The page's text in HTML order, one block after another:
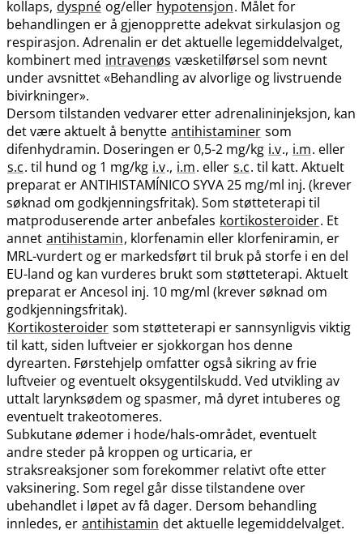
kollaps, dyspné og​/​eller hypotensjon. Målet for
behandlingen er å gjenopprette adekvat sirkulasjon og
respirasjon. Adrenalin er det aktuelle legemiddelvalget,
kombinert med intravenøs væsketilførsel som nevnt
under avsnittet «Behandling av alvorlige og livstruende
bivirkninger».
Dersom tilstanden vedvarer etter adrenalininjeksjon, kan
det være aktuelt å benytte antihistaminer som
difenhydramin. Doseringen er 0,5-2 mg/kg i.v., i.m. eller
s.c. til hund og 1 mg/kg i.v., i.m. eller s.c. til katt. Aktuelt
preparat er ANTIHISTAMÍNICO SYVA 25 mg/ml inj. (krever
søknad om godkjenningsfritak). Som støtteterapi til
matproduserende arter anbefales kortikosteroider. Et
annet antihistamin, klorfenamin eller klorfeniramin, er
MRL-vurdert og er markedsført til bruk på storfe i en del
EU-land og kan vurderes brukt som støtteterapi. Aktuelt
preparat er Ancesol inj. 10 mg/ml (krever søknad om
godkjenningsfritak).
Kortikosteroider som støtteterapi er sannsynligvis viktig
til katt, siden luftveier er sjokkorgan hos denne
dyrearten. Førstehjelp omfatter også sikring av frie
luftveier og eventuelt oksygentilskudd. Ved utvikling av
uttalt larynksødem og spasmer, må dyret intuberes og
eventuelt trakeotomeres.
Subkutane ødemer i hode​/​hals-området, eventuelt
andre steder på kroppen og urticaria, er
straksreaksjoner som forekommer relativt ofte etter
vaksinering. Som regel går disse tilstandene over
ubehandlet i løpet av få dager. Dersom behandling
innledes, er antihistamin det aktuelle legemiddelvalget.